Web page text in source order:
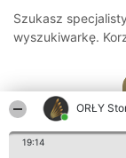
ORŁY
19:14
Szukasz
wyszukiwarkę.